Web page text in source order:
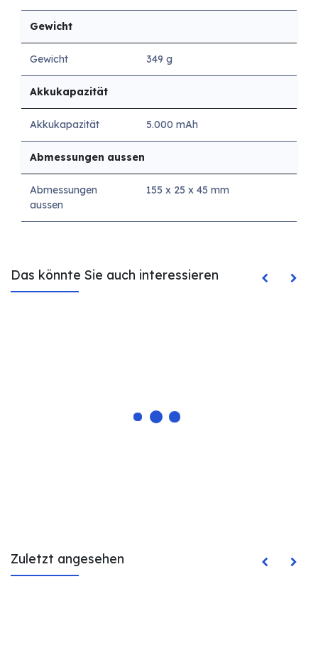
Gewicht
Gewicht 349 g
Akkukapazität
Akkukapazität 5.000 mAh
Abmessungen aussen
Abmessungen
aussen
155 x 25 x 45 mm
Das könnte Sie auch interessieren
Zuletzt angesehen